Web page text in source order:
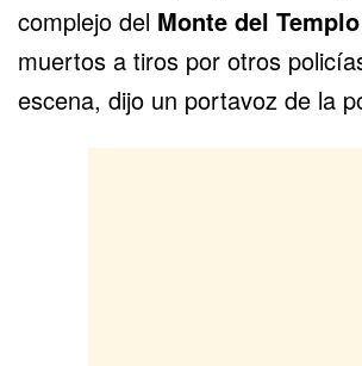
complejo del Monte del Templo
muertos a tiros por otros
escena, dijo un portavoz de la